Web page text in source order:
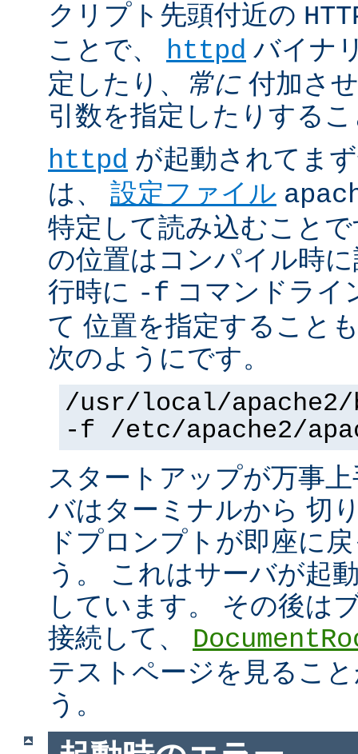
クリプト先頭付近の
ことで、 httpd バイナ
定したり、
常に 付加さ
引数を指定したりする
httpd が起動されてま
は、 設定ファイル
特定して読み込むこと
の位置はコンパイル時
行時に -f コマンドライ
て 位置を指定すること
次のようにです。
/usr/local/
-f /etc/apache2/
スタートアップが万事
バはターミナルから 切
ドプロンプトが即座に
う。 これはサーバが起
しています。 その後は
接続して、
テストページを見るこ
う。